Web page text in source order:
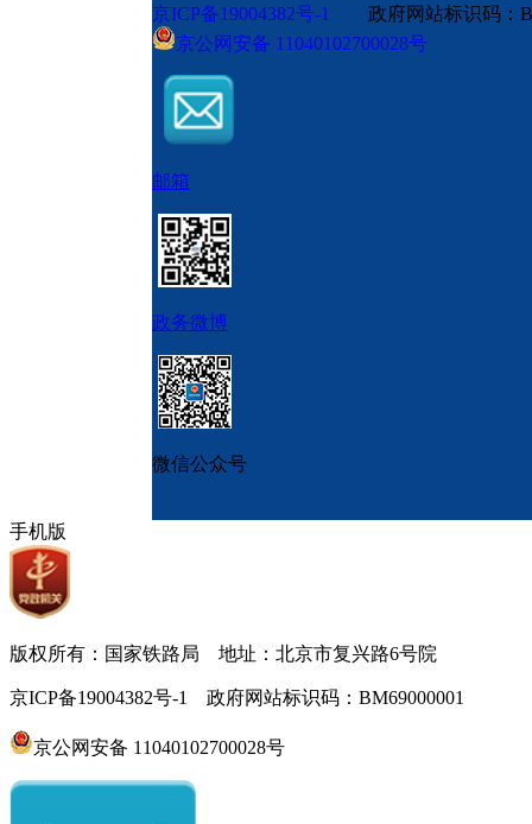
京ICP备19004382号-1
政府网站标识码
京公网安备 11040102700028号
邮箱
政务微博
微信公众号
手机版
版权所有：国家铁路局 地址：北京市复兴路6号院
京ICP备19004382号-1 政府网站标识码：BM69000001
京公网安备 11040102700028号